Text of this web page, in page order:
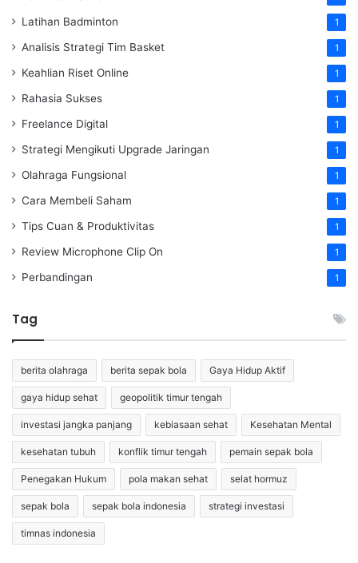
Latihan Badminton 1
Analisis Strategi Tim Basket 1
Keahlian Riset Online 1
Rahasia Sukses 1
Freelance Digital 1
Strategi Mengikuti Upgrade Jaringan 1
Olahraga Fungsional 1
Cara Membeli Saham 1
Tips Cuan & Produktivitas 1
Review Microphone Clip On 1
Perbandingan 1
Tag
berita olahraga berita sepak bola Gaya Hidup Aktif
gaya hidup sehat geopolitik timur tengah
investasi jangka panjang kebiasaan sehat Kesehatan Mental
kesehatan tubuh konflik timur tengah pemain sepak bola
Penegakan Hukum pola makan sehat selat hormuz
sepak bola sepak bola indonesia strategi investasi
timnas indonesia